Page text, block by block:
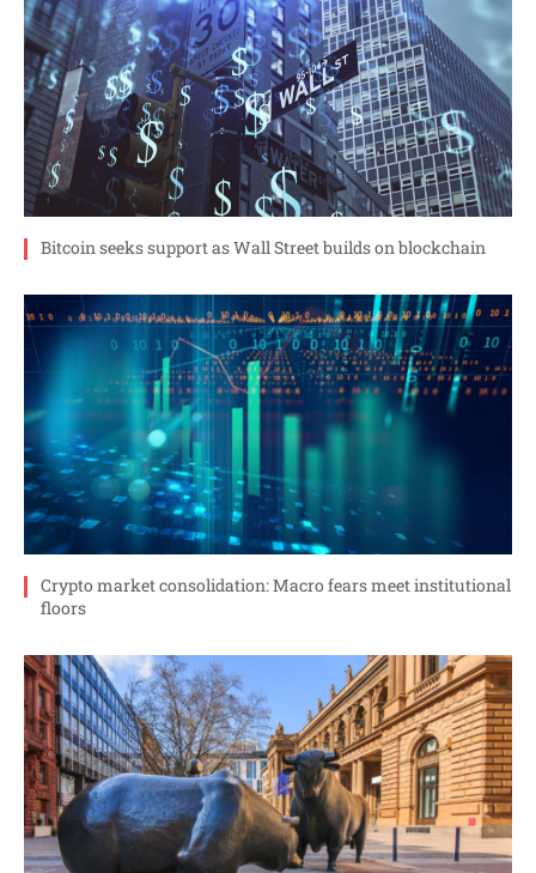
Bitcoin seeks support as Wall Street builds on blockchain
Crypto market consolidation: Macro fears meet institutional
floors